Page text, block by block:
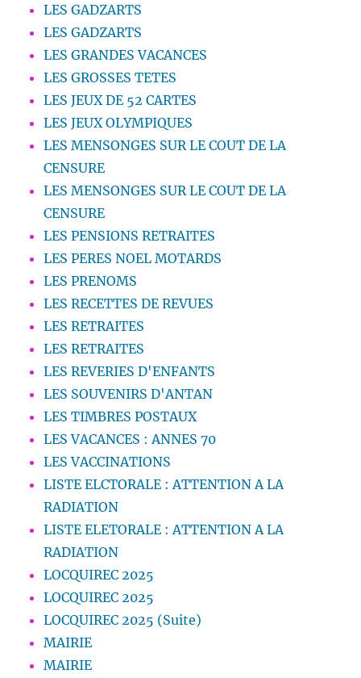
LES GADZARTS
LES GADZARTS
LES GRANDES VACANCES
LES GROSSES TETES
LES JEUX DE 52 CARTES
LES JEUX OLYMPIQUES
LES MENSONGES SUR LE COUT DE LA
CENSURE
LES MENSONGES SUR LE COUT DE LA
CENSURE
LES PENSIONS RETRAITES
LES PERES NOEL MOTARDS
LES PRENOMS
LES RECETTES DE REVUES
LES RETRAITES
LES RETRAITES
LES REVERIES D'ENFANTS
LES SOUVENIRS D'ANTAN
LES TIMBRES POSTAUX
LES VACANCES : ANNES 70
LES VACCINATIONS
LISTE ELCTORALE : ATTENTION A LA
RADIATION
LISTE ELETORALE : ATTENTION A LA
RADIATION
LOCQUIREC 2025
LOCQUIREC 2025
LOCQUIREC 2025 (Suite)
MAIRIE
MAIRIE